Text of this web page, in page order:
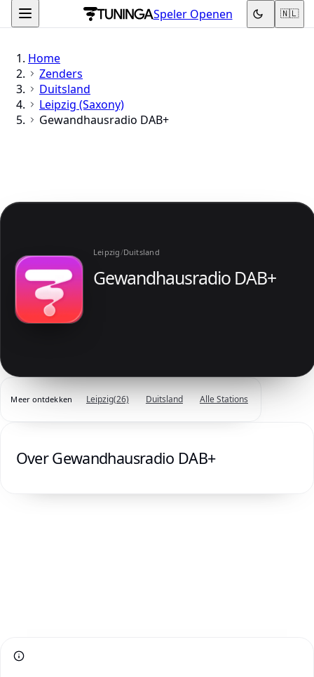
Speler Openen 🇳🇱
Home
Zenders
Duitsland
Leipzig (Saxony)
Gewandhausradio DAB+
Leipzig/Duitsland
Gewandhausradio DAB+
Meer ontdekken Leipzig(26) Duitsland Alle Stations
Over Gewandhausradio DAB+